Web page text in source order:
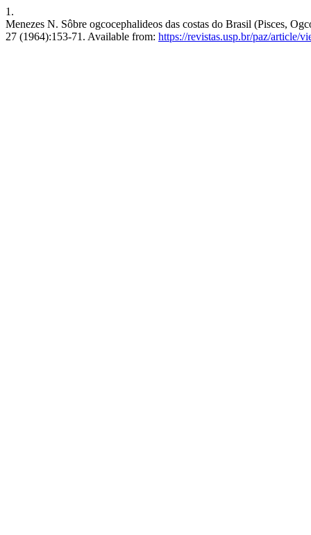
1.
Menezes N. Sôbre ogcocephalideos das costas do Brasil (Pisces,
27 (1964):153-71. Available from: https://revistas.usp.br/paz/article/